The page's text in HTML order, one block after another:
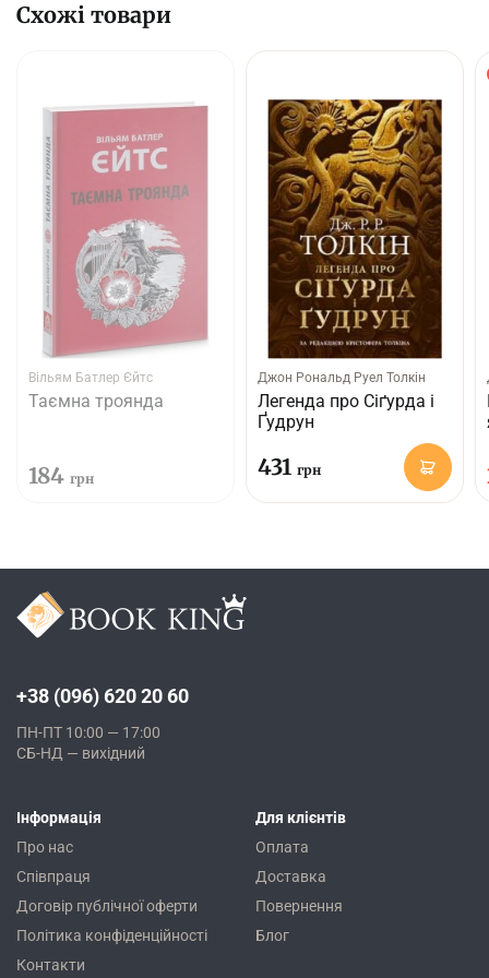
Схожі товари
Вільям Батлер Єйтс
Таємна троянда
184 грн
Джон Рональд Руел Толкін
Легенда про Сіґурда і
Ґудрун
431 грн
+38 (096) 620 20 60
ПН-ПТ 10:00 — 17:00
СБ-НД — вихідний
Інформація
Про нас
Співпраця
Договір публічної оферти
Політика конфіденційності
Контакти
Для клієнтів
Оплата
Доставка
Повернення
Блог